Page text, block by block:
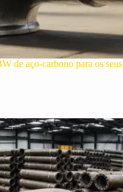
de aço-carbono para os seus